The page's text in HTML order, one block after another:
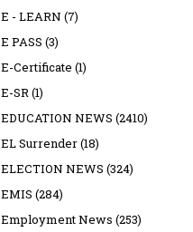
E - LEARN (7)
E PASS (3)
E-Certificate (1)
E-SR(1)
EDUCATION NEWS (2410)
EL Surrender(18)
ELECTION NEWS (324)
EMIS (284)
Employment News (253)